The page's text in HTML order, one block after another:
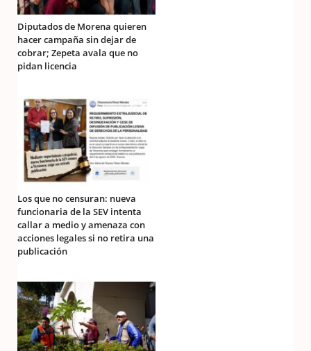
Diputados de Morena quieren
hacer campaña sin dejar de
cobrar; Zepeta avala que no
pidan licencia
Los que no censuran: nueva
funcionaria de la SEV intenta
callar a medio y amenaza con
acciones legales si no retira una
publicación